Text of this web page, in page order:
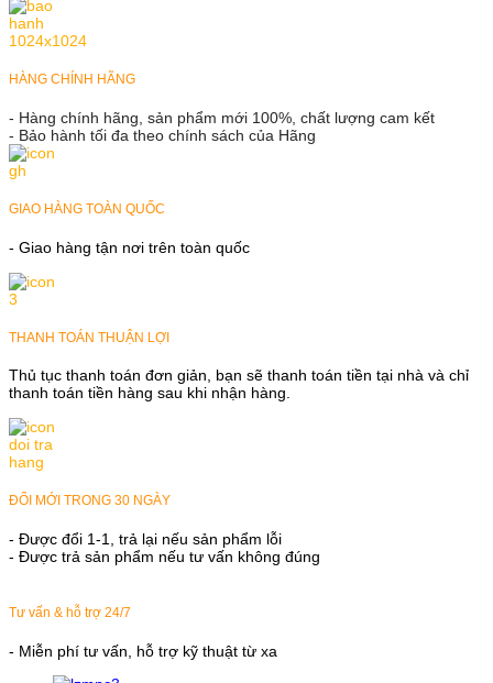
HÀNG CHÍNH HÃNG
- Hàng chính hãng, sản phẩm mới 100%, chất lượng cam kết
- Bảo hành tối đa theo chính sách của Hãng
GIAO HÀNG TOÀN QUỐC
- Giao hàng tận nơi trên toàn quốc
THANH TOÁN THUẬN LỢI
Thủ tục thanh toán đơn giản, bạn sẽ thanh toán tiền tại nhà và chỉ
thanh toán tiền hàng sau khi nhận hàng.
ĐỔI MỚI TRONG 30 NGÀY
- Được đổi 1-1, trả lại nếu sản phẩm lỗi
- Được trả sản phẩm nếu tư vấn không đúng
Tư vấn & hỗ trợ 24/7
- Miễn phí tư vấn, hỗ trợ kỹ thuật từ xa